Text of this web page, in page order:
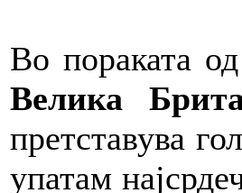
Во пораката
Велика
претставува
упатам